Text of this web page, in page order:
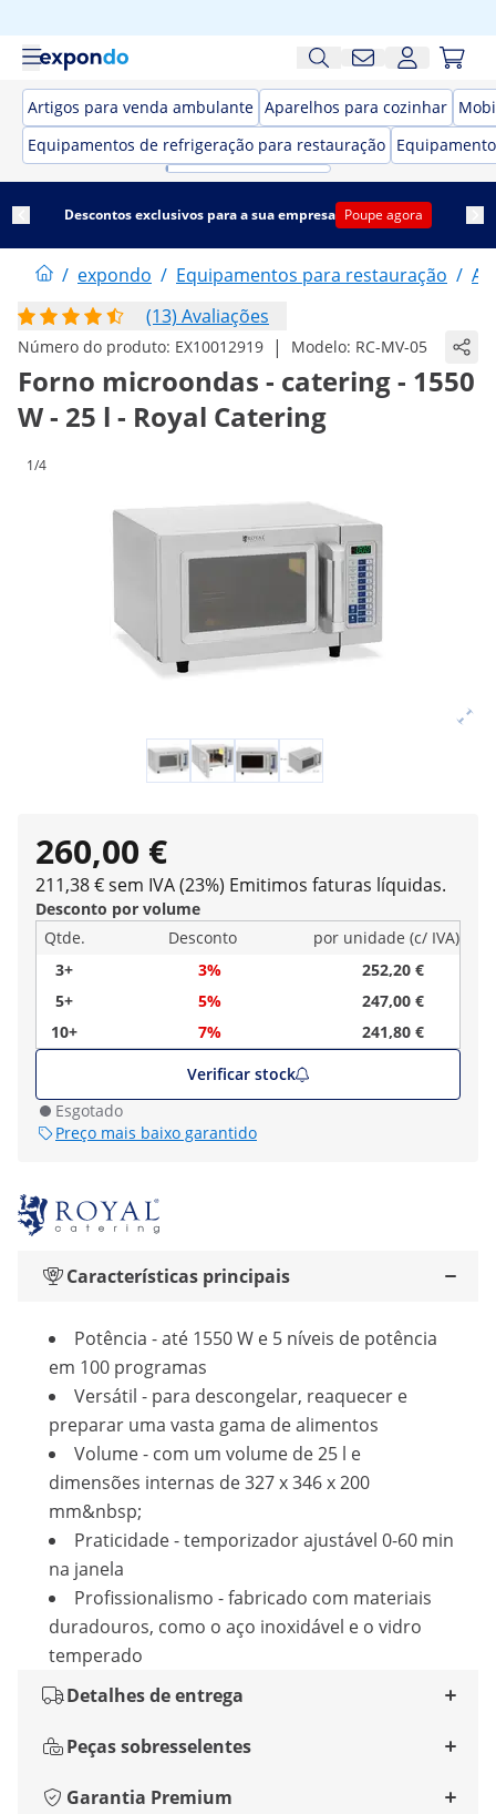
Artigos para venda ambulante Aparelhos para cozinhar
Equipamentos de refrigeração para restauração
Descontos exclusivos para a sua empresa Poupe agora
/ expondo / Equipamentos para restauração /
(13) Avaliações
Número do produto: EX10012919 | Modelo: RC-MV-05
Forno microondas - catering - 1550
W - 25 l - Royal Catering
1/4
260,00 €
211,38 € sem IVA (23%) Emitimos faturas líquidas.
Desconto por volume
Qtde.
Desconto
por unidade (c/ IVA)
3+
3%
252,20 €
5+
5%
247,00 €
10+
7%
241,80 €
Verificar stock
Esgotado
Preço mais baixo garantido
Características principais
Potência - até 1550 W e 5 níveis de potência
em 100 programas
Versátil - para descongelar, reaquecer e
preparar uma vasta gama de alimentos
Volume - com um volume de 25 l e
dimensões internas de 327 x 346 x 200
mm&nbsp;
Praticidade - temporizador ajustável 0-60 min
na janela
Profissionalismo - fabricado com materiais
duradouros, como o aço inoxidável e o vidro
temperado
Detalhes de entrega
Peças sobresselentes
Garantia Premium